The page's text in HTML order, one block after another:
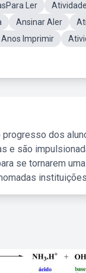
Ler
Ansinar Aler
Imprimir
dos
e são
se tornarem